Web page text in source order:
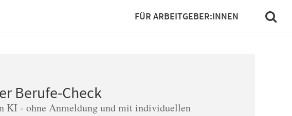
FÜR ARBEITGEBER:INNEN
Berufe-Check
KI - ohne Anmeldung und mit individuellen